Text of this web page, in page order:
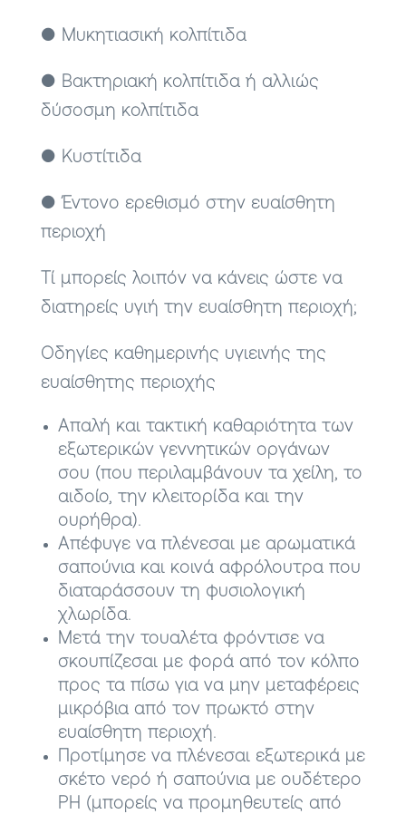
● Μυκητιασική κολπίτιδα
● Βακτηριακή κολπίτιδα ή αλλιώς
δύσοσμη κολπίτιδα
● Κυστίτιδα
● Έντονο ερεθισμό στην ευαίσθητη
περιοχή
Τί μπορείς λοιπόν να κάνεις ώστε να
διατηρείς υγιή την ευαίσθητη περιοχή;
Οδηγίες καθημερινής υγιεινής της
ευαίσθητης περιοχής
Απαλή και τακτική καθαριότητα των
εξωτερικών γεννητικών οργάνων
σου (που περιλαμβάνουν τα χείλη, το
αιδοίο, την κλειτορίδα και την
ουρήθρα).
Απέφυγε να πλένεσαι με αρωματικά
σαπούνια και κοινά αφρόλουτρα που
διαταράσσουν τη φυσιολογική
χλωρίδα.
Μετά την τουαλέτα φρόντισε να
σκουπίζεσαι με φορά από τον κόλπο
προς τα πίσω για να μην μεταφέρεις
μικρόβια από τον πρωκτό στην
ευαίσθητη περιοχή.
Προτίμησε να πλένεσαι εξωτερικά με
σκέτο νερό ή σαπούνια με ουδέτερο
PH (μπορείς να προμηθευτείς από